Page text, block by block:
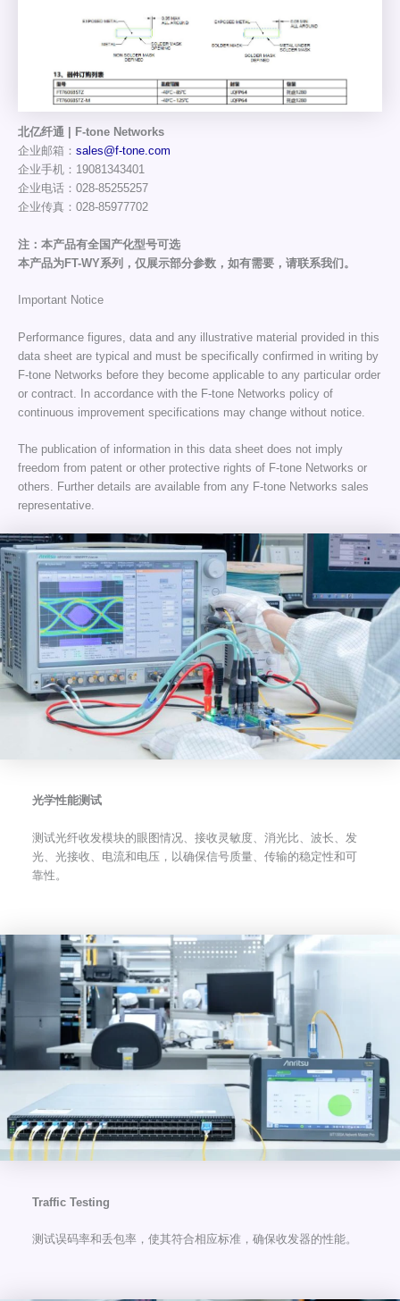
北亿纤通 | F-tone Networks
企业邮箱： sales@f-tone.com
企业手机：19081343401
企业电话：028-85255257
企业传真：028-85977702
注：本产品有全国产化型号可选
本产品为FT-WY系列，仅展示部分参数，如有需要，请联系我们。
Important Notice
Performance figures, data and any illustrative material provided in this
data sheet are typical and must be specifically confirmed in writing by
F-tone Networks before they become applicable to any particular order
or contract. In accordance with the F-tone Networks policy of
continuous improvement specifications may change without notice.
The publication of information in this data sheet does not imply
freedom from patent or other protective rights of F-tone Networks or
others. Further details are available from any F-tone Networks sales
representative.
光学性能测试
测试光纤收发模块的眼图情况、接收灵敏度、消光比、波长、发
光、光接收、电流和电压，以确保信号质量、传输的稳定性和可
靠性。
Traffic Testing
测试误码率和丢包率，使其符合相应标准，确保收发器的性能。